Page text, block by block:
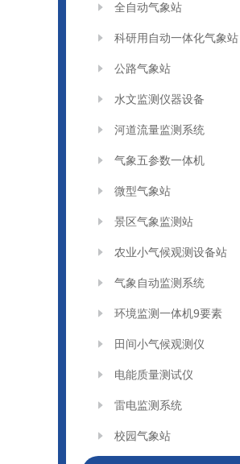
全自动气象站
科研用自动一体化气象站
公路气象站
水文监测仪器设备
河道流量监测系统
气象五参数一体机
微型气象站
景区气象监测站
农业小气候观测设备站
气象自动监测系统
环境监测一体机9要素
田间小气候观测仪
电能质量测试仪
雷电监测系统
校园气象站